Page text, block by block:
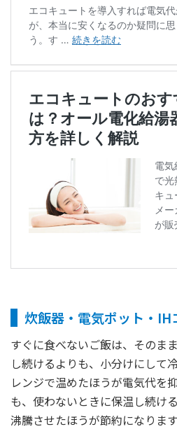
炊飯器・電気ポット・IH
すぐに食べないご飯は、そのま
し続けるよりも、小分けにして
レンジで温めたほうが電気代を
も、使わないときに保温し続け
沸騰させたほうが節約になります